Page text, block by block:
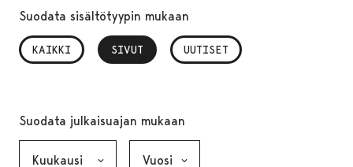
Suodata sisältötyypin mukaan
KAIKKI SIVUT
, VALITTU UUTISET
Suodata julkaisuajan mukaan